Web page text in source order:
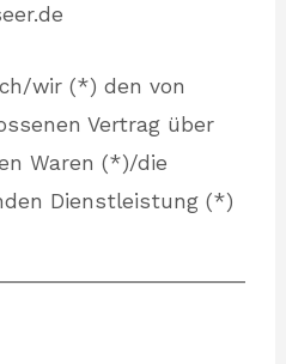
wir (*) den von
Vertrag über
Waren (*)/die
Dienstleistung (*)